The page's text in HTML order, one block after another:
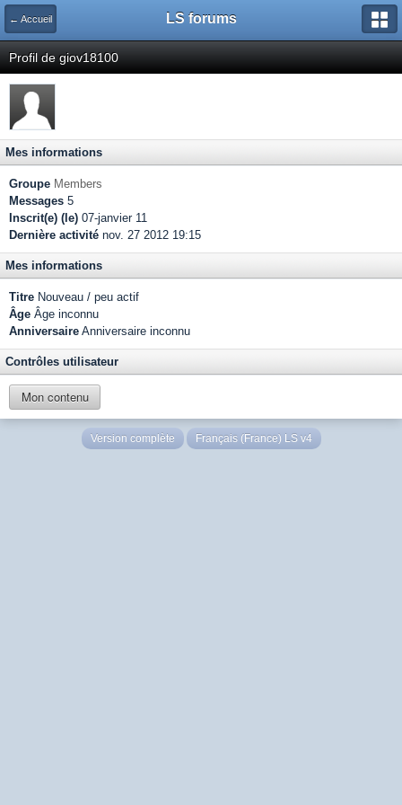
← Accueil LS forums
Profil de giov18100
Mes informations
Groupe Members
Messages 5
Inscrit(e) (le) 07-janvier 11
Dernière activité nov. 27 2012 19:15
Mes informations
Titre Nouveau / peu actif
Âge Âge inconnu
Anniversaire Anniversaire inconnu
Contrôles utilisateur
Mon contenu
Version complète Français (France) LS v4